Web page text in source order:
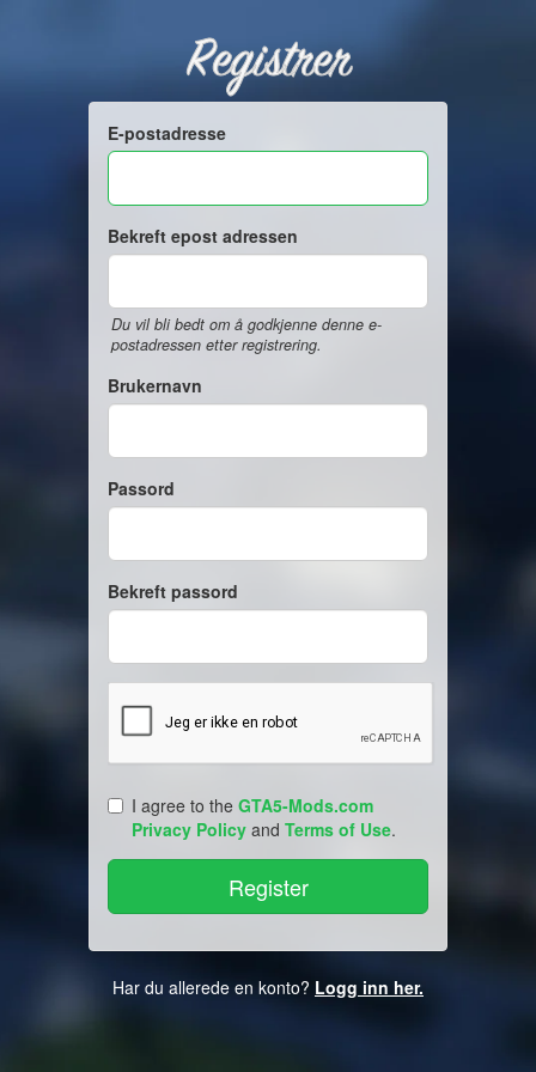
Registrer
E-postadresse
Bekreft epost adressen
Du vil bli bedt om å godkjenne denne e-
postadressen etter registrering.
Brukernavn
Passord
Bekreft passord
I agree to the GTA5-Mods.com
Privacy Policy and Terms of Use.
Har du allerede en konto? Logg inn her.